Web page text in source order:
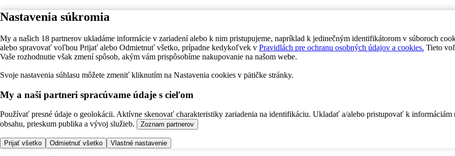
Nastavenia súkromia
My a našich 18 partnerov ukladáme informácie v zariadení alebo k nim pristupujeme, napríklad k jedinečným identifikátorom v súboroch
alebo spravovať voľbou Prijať alebo Odmietnuť všetko, prípadne kedykoľvek v Pravidlách pre ochranu osobných údajov a cookies. Tieto
Vaše rozhodnutie však zmení spôsob, akým vám prispôsobíme nakupovanie na našom webe.
Svoje nastavenia súhlasu môžete zmeniť kliknutím na Nastavenia cookies v pätičke stránky.
My a naši partneri spracúvame údaje s cieľom
Používať presné údaje o geolokácii. Aktívne skenovať charakteristiky zariadenia na identifikáciu. Ukladať a/alebo pristupovať k informáciám
obsahu, prieskum publika a vývoj služieb.
Zoznam partnerov
Prijať všetko Odmietnuť všetko Vlastné nastavenie